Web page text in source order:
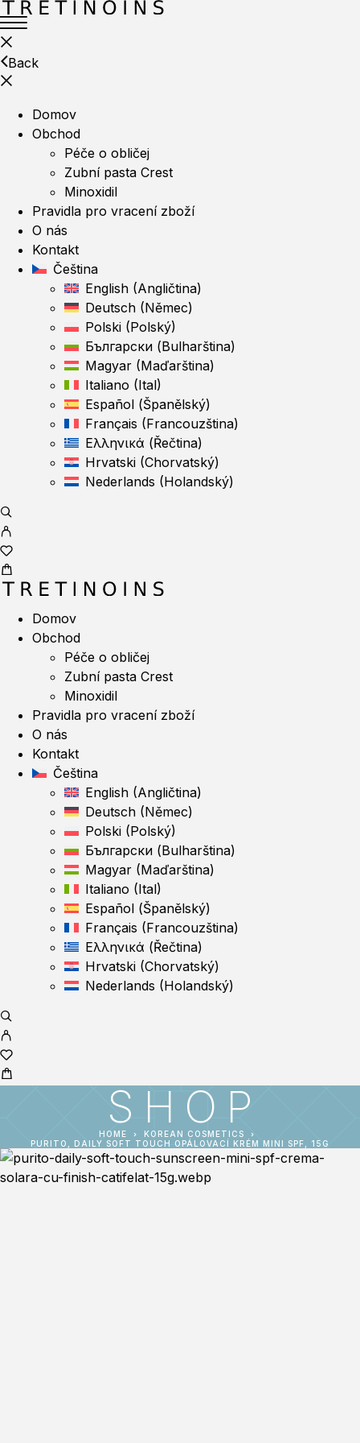
Back
Domov
Obchod
Péče o obličej
Zubní pasta Crest
Minoxidil
Pravidla pro vracení zboží
O nás
Kontakt
Čeština
English (Angličtina)
Deutsch (Němec)
Polski (Polský)
Български (Bulharština)
Magyar (Maďarština)
Italiano (Ital)
Español (Španělský)
Français (Francouzština)
Ελληνικά (Řečtina)
Hrvatski (Chorvatský)
Nederlands (Holandský)
Domov
Obchod
Péče o obličej
Zubní pasta Crest
Minoxidil
Pravidla pro vracení zboží
O nás
Kontakt
Čeština
English (Angličtina)
Deutsch (Němec)
Polski (Polský)
Български (Bulharština)
Magyar (Maďarština)
Italiano (Ital)
Español (Španělský)
Français (Francouzština)
Ελληνικά (Řečtina)
Hrvatski (Chorvatský)
Nederlands (Holandský)
SHOP
HOME
KOREAN COSMETICS
PURITO, DAILY SOFT TOUCH OPÁLOVACÍ KRÉM MINI SPF, 15G